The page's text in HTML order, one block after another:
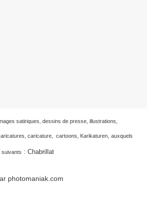
satiriques, dessins de presse, illustrations,
caricature, cartoons, Karikaturen, auxquels
: Chabrillat